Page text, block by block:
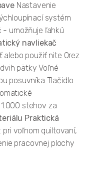
Nastavenie
systém
umožňuje ľahkú
navliekač
použiť nite Orez
pätky Voľné
posuvníka Tlačidlo
stehov za
Praktická
pri voľnom quiltovaní,
pracovnej plochy